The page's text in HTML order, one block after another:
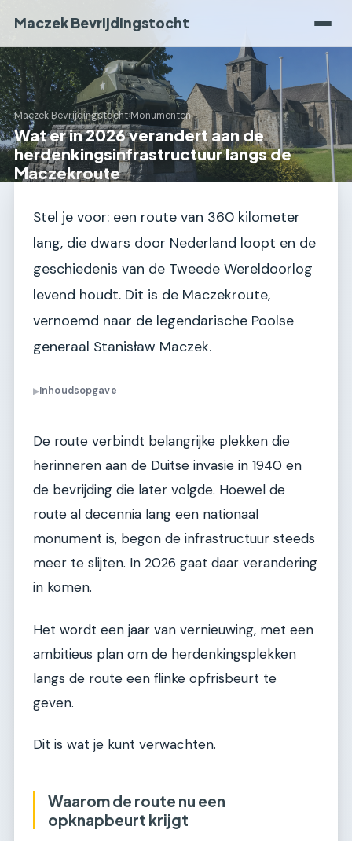
Maczek Bevrijdingstocht
Maczek Bevrijdingstocht›Monumenten
Wat er in 2026 verandert aan de
herdenkingsinfrastructuur langs de
Maczekroute
Stel je voor: een route van 360 kilometer
lang, die dwars door Nederland loopt en de
geschiedenis van de Tweede Wereldoorlog
levend houdt. Dit is de Maczekroute,
vernoemd naar de legendarische Poolse
generaal Stanisław Maczek.
▶Inhoudsopgave
De route verbindt belangrijke plekken die
herinneren aan de Duitse invasie in 1940 en
de bevrijding die later volgde. Hoewel de
route al decennia lang een nationaal
monument is, begon de infrastructuur steeds
meer te slijten. In 2026 gaat daar verandering
in komen.
Het wordt een jaar van vernieuwing, met een
ambitieus plan om de herdenkingsplekken
langs de route een flinke opfrisbeurt te
geven.
Dit is wat je kunt verwachten.
Waarom de route nu een
opknapbeurt krijgt